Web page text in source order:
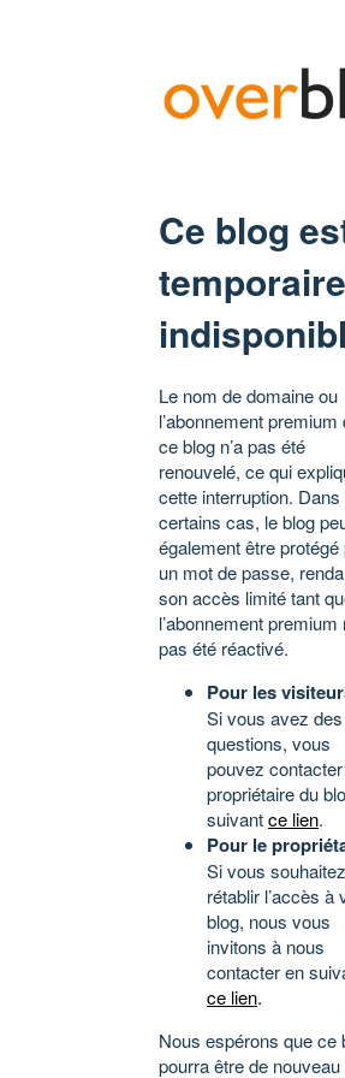
Ce blog
Le nom de domaine ou
l’abonnement premium
ce blog n’a pas été
renouvelé, ce qui
cette interruption. Dans
certains cas, le blog
également être protégé
un mot de passe,
son accès limité tant
l’abonnement premium
pas été réactivé.
Pour les
Si vous avez des
questions, vous
pouvez
propriétaire du
suivantce lien.
Pour le
Si vous souhaitez
rétablir l’accès à
blog, nous vous
invitons à nous
contacter en
ce lien.
Nous espérons que ce
pourra être de nouveau